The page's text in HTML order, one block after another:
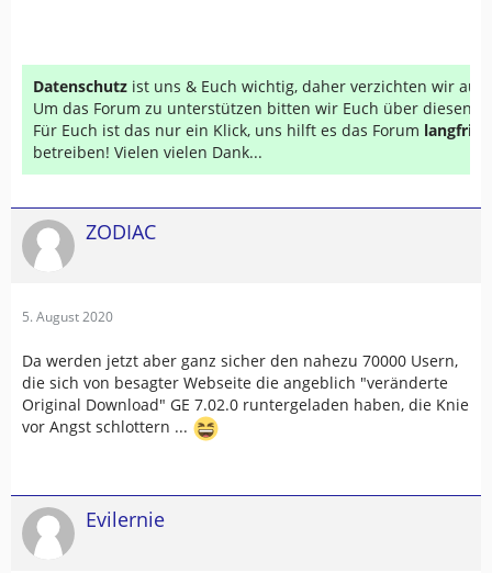
Datenschutz ist uns & Euch wichtig, daher verzichten wir auf
Um das Forum zu unterstützen bitten wir Euch über diesen
Für Euch ist das nur ein Klick, uns hilft es das Forum
betreiben! Vielen vielen Dank...
ZODIAC
5. August 2020
Da werden jetzt aber ganz sicher den nahezu 70000 Usern,
die sich von besagter Webseite die angeblich "veränderte
Original Download" GE 7.02.0 runtergeladen haben, die Knie
vor Angst schlottern ...
Evilernie